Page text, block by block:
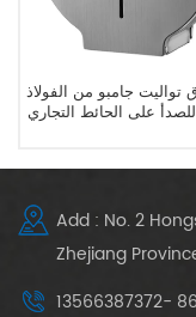
تواليت جامبو من الفولاذ
على الحائط التجاري
Add : No. 2
Zhejiang